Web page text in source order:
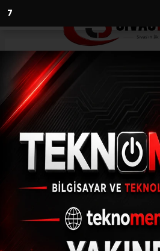
6
Anasayfa Spor
Beşiktaş kafilesi
(İHA) - İhlas Haber Ajansı |
29.09.2024 -
Beşiktaş kafilesi